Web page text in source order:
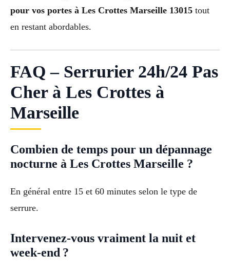
pour vos portes à Les Crottes Marseille 13015 tout
en restant abordables.
FAQ – Serrurier 24h/24 Pas
Cher à Les Crottes à
Marseille
Combien de temps pour un dépannage
nocturne à Les Crottes Marseille ?
En général entre 15 et 60 minutes selon le type de
serrure.
Intervenez-vous vraiment la nuit et
week-end ?